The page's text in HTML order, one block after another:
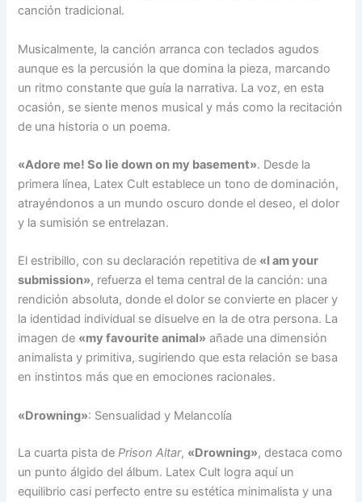
canción tradicional.
Musicalmente, la canción arranca con teclados agudos
aunque es la percusión la que domina la pieza, marcando
un ritmo constante que guía la narrativa. La voz, en esta
ocasión, se siente menos musical y más como la recitación
de una historia o un poema.
«Adore me! So lie down on my basement». Desde la
primera línea, Latex Cult establece un tono de dominación,
atrayéndonos a un mundo oscuro donde el deseo, el dolor
y la sumisión se entrelazan.
El estribillo, con su declaración repetitiva de «I am your
submission», refuerza el tema central de la canción: una
rendición absoluta, donde el dolor se convierte en placer y
la identidad individual se disuelve en la de otra persona. La
imagen de «my favourite animal» añade una dimensión
animalista y primitiva, sugiriendo que esta relación se basa
en instintos más que en emociones racionales.
«Drowning»: Sensualidad y Melancolía
La cuarta pista de Prison Altar, «Drowning», destaca como
un punto álgido del álbum. Latex Cult logra aquí un
equilibrio casi perfecto entre su estética minimalista y una